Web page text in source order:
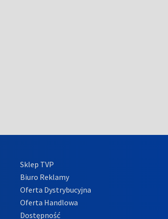
Sklep TVP
Biuro Reklamy
Oferta Dystrybucyjna
Oferta Handlowa
Dostępność